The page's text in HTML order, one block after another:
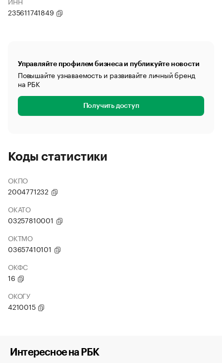
235611741849
Управляйте профилем бизнеса и публикуйте новости
Повышайте узнаваемость и развивайте личный бренд
на РБК
Получить доступ
Коды статистики
ОКПО
2004771232
ОКАТО
03257810001
ОКТМО
03657410101
ОКФС
16
ОКОГУ
4210015
Интересное на РБК